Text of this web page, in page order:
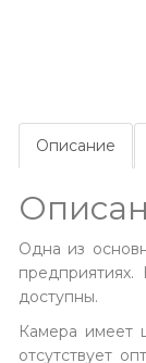
Описание
Одна из
доступны.
Камера имеет
отсутствует